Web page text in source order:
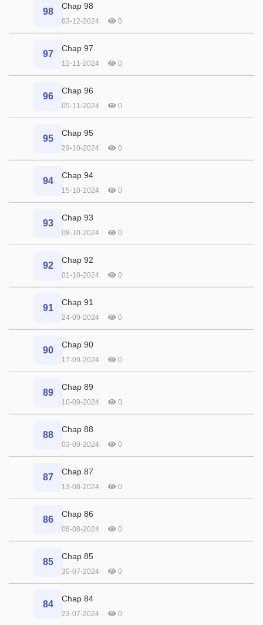
98
Chap 98
03-12-2024 0
97
Chap 97
12-11-2024 0
96
Chap 96
05-11-2024 0
95
Chap 95
29-10-2024 0
94
Chap 94
15-10-2024 0
93
Chap 93
08-10-2024 0
92
Chap 92
01-10-2024 0
91
Chap 91
24-09-2024 0
90
Chap 90
17-09-2024 0
89
Chap 89
10-09-2024 0
88
Chap 88
03-09-2024 0
87
Chap 87
13-08-2024 0
86
Chap 86
08-08-2024 0
85
Chap 85
30-07-2024 0
84
Chap 84
23-07-2024 0